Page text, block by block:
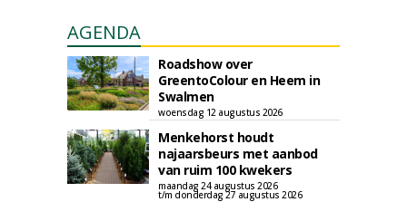
AGENDA
Roadshow over
GreentoColour en Heem in
Swalmen
woensdag 12 augustus 2026
Menkehorst houdt
najaarsbeurs met aanbod
van ruim 100 kwekers
maandag 24 augustus 2026
t/m donderdag 27 augustus 2026